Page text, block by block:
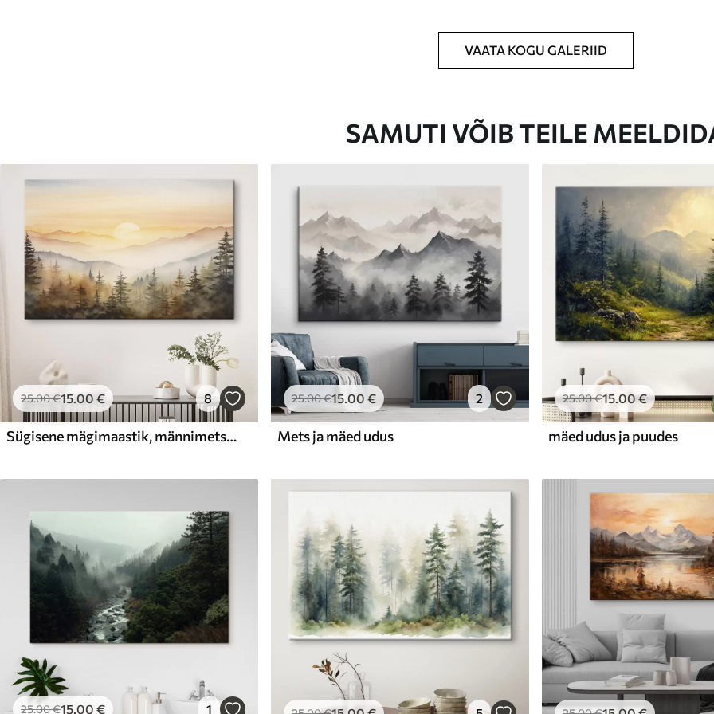
VAATA KOGU GALERIID
SAMUTI VÕIB TEILE
25.00€15.00 € 8
Sügisene mägimaastik, männimets, päikeseloojang, akvarell
25.00€15.00 € 2
Mets ja mäed udus
25.00€15.00€
mäed udus ja puudes
25.00€15.00 € 1